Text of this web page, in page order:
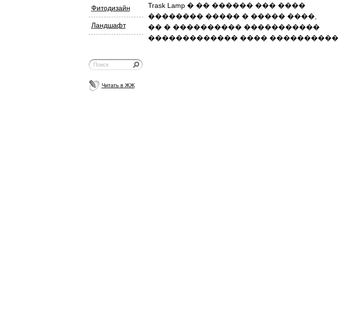
Фитодизайн
Ландшафт
Читать в ЖЖ
Trask Lamp � �� ������ ��� ����
�������� ����� � ����� ����,
�� � ���������� �����������
������������� ���� ����������.